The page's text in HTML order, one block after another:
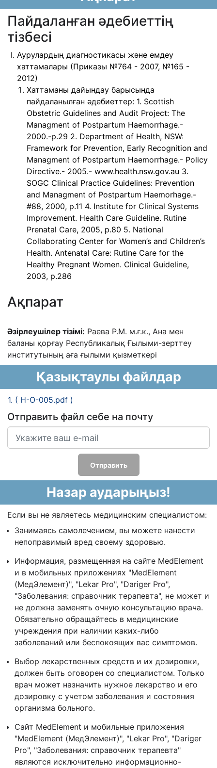
Пайдаланған әдебиеттің
тізбесі
Аурулардың диагностикасы және емдеу
хаттамалары (Приказы №764 - 2007, №165 -
2012)
Хаттаманы дайындау барысында
пайдаланылған әдебиеттер: 1. Scottish
Obstetric Guidelines and Audit Project: The
Managment of Postpartum Haemorrhage.-
2000.-p.29 2. Department of Health, NSW:
Framework for Prevention, Early Recognition and
Managment of Postpartum Haemorrhage.- Policy
Directive.- 2005.- www.health.nsw.gov.au 3.
SOGC Clinical Practice Guidelines: Prevention
and Managment of Postpartum Haemorhage.-
#88, 2000, p.11 4. Institute for Clinical Systems
Improvement. Health Care Guideline. Rutine
Prenatal Care, 2005, p.80 5. National
Collaborating Center for Women’s and Children’s
Health. Antenatal Care: Rutine Care for the
Healthy Pregnant Women. Clinical Guideline,
2003, p.286
Ақпарат
Әзірлеушілер тізімі: Раева Р.М. м.ғ.к., Ана мен
баланы қорғау Республикалық Ғылыми-зерттеу
институтының аға ғылыми қызметкері
Қазықтаулы файлдар
1. ( H-O-005.pdf )
Отправить файл себе на почту
Отправить
Назар аударыңыз!
Если вы не являетесь медицинским специалистом:
Занимаясь самолечением, вы можете нанести
непоправимый вред своему здоровью.
Информация, размещенная на сайте MedElement
и в мобильных приложениях "MedElement
(МедЭлемент)", "Lekar Pro", "Dariger Pro",
"Заболевания: справочник терапевта", не может и
не должна заменять очную консультацию врача.
Обязательно обращайтесь в медицинские
учреждения при наличии каких-либо
заболеваний или беспокоящих вас симптомов.
Выбор лекарственных средств и их дозировки,
должен быть оговорен со специалистом. Только
врач может назначить нужное лекарство и его
дозировку с учетом заболевания и состояния
организма больного.
Сайт MedElement и мобильные приложения
"MedElement (МедЭлемент)", "Lekar Pro", "Dariger
Pro", "Заболевания: справочник терапевта"
являются исключительно информационно-